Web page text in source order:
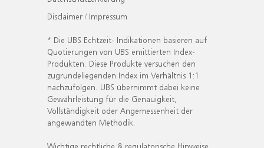
Disclaimer / Impressum
* Die UBS Echtzeit- Indikationen basieren auf
Quotierungen von UBS emittierten Index-
Produkten. Diese Produkte versuchen den
zugrundeliegenden Index im Verhältnis 1:1
nachzufolgen. UBS übernimmt dabei keine
Gewährleistung für die Genauigkeit,
Vollständigkeit oder Angemessenheit der
angewandten Methodik.